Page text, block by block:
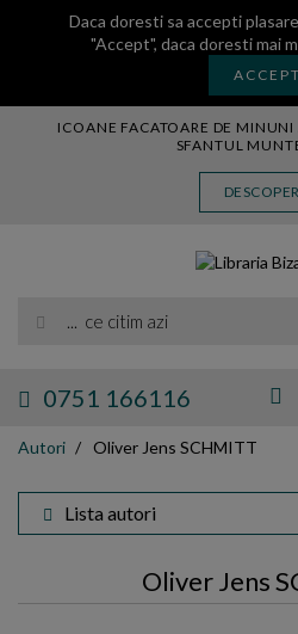
Daca doresti sa accepti
"Accept", daca doresti mai
ACCEPT
ICOANE FACATOARE DE
SFANTUL
0751 166116
EXPOZITII
TAMAIE
Autori Oliver Jens SCHMITT
Lista autori
Oliver Jens